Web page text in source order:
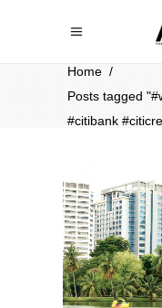
Home /
Posts tagged
#citibank